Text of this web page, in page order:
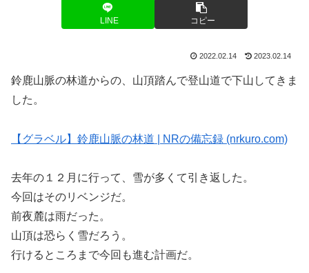
LINE コピー
2022.02.14 2023.02.14
鈴鹿山脈の林道からの、山頂踏んで登山道で下山してきま
した。
【グラベル】鈴鹿山脈の林道 | NRの備忘録 (nrkuro.com)
去年の１２月に行って、雪が多くて引き返した。
今回はそのリベンジだ。
前夜麓は雨だった。
山頂は恐らく雪だろう。
行けるところまで今回も進む計画だ。